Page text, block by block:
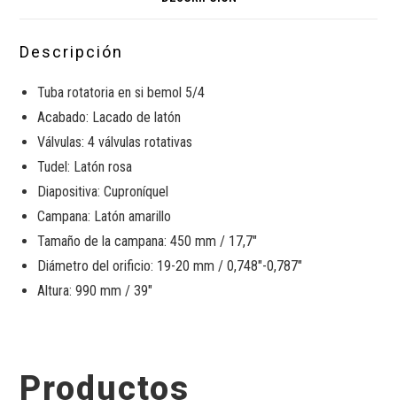
Descripción
Tuba rotatoria en si bemol 5/4
Acabado: Lacado de latón
Válvulas: 4 válvulas rotativas
Tudel: Latón rosa
Diapositiva: Cuproníquel
Campana: Latón amarillo
Tamaño de la campana: 450 mm / 17,7″
Diámetro del orificio: 19-20 mm / 0,748″-0,787″
Altura: 990 mm / 39″
Productos